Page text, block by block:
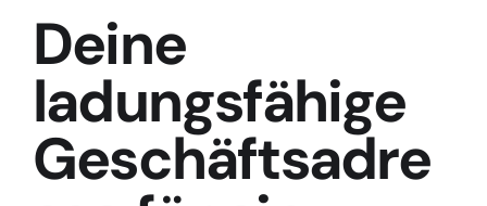
Deine
ladungsfähige
Geschäftsadre